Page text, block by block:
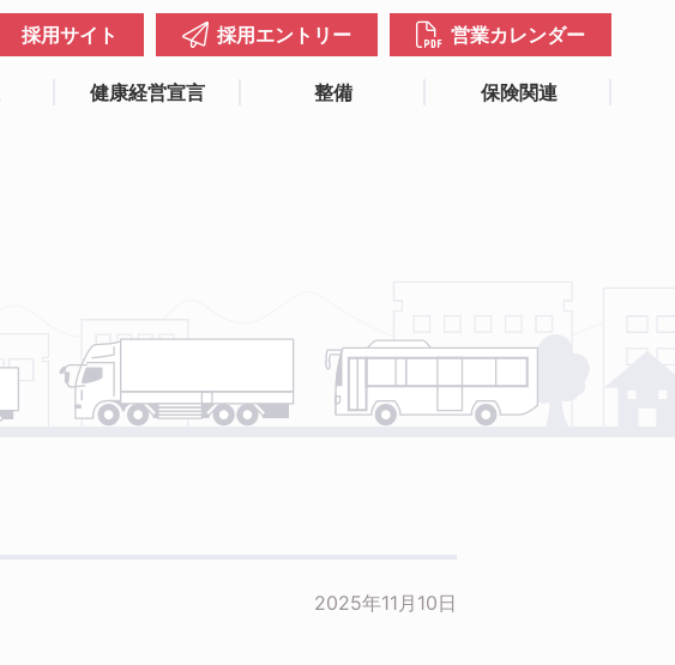
健康経営宣言 整備 保険関連
採用サイト 採用エントリー 営業カレンダー
2025年11月10日